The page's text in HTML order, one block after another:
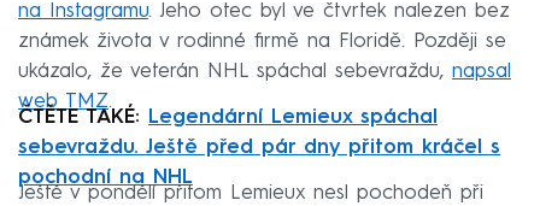
na Instagramu. Jeho otec byl ve čtvrtek nalezen bez
známek života v rodinné firmě na Floridě. Později se
ukázalo, že veterán NHL spáchal sebevraždu, napsal
web TMZ.
ČTĚTE TAKÉ: Legendární Lemieux spáchal
sebevraždu. Ještě před pár dny přitom kráčel s
pochodní na NHL
Ještě v pondělí přitom Lemieux nesl pochodeň při